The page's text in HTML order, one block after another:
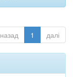
назад 1 далі